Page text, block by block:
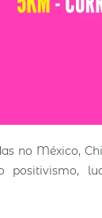
no México,